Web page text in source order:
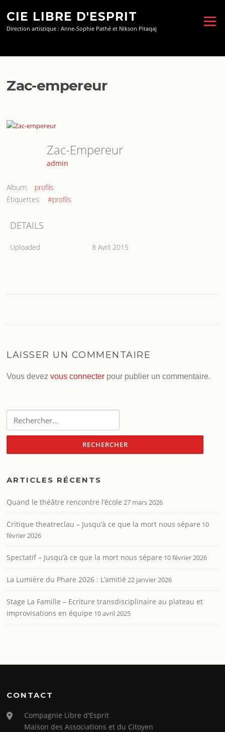
contenu
CIE LIBRE D'ESPRIT
Direction artistique : Anne-Sophie Pathé et Nikson Pitaqaj
Menu
Zac-empereur
Zac-Empereur
admin
Album:
profils
Étiquettes:
#profils
DETAILS
Uploaded 8 Avril 2015
LAISSER UN COMMENTAIRE
Vous devezvous connecter pour publier un commentaire.
ARTICLES RÉCENTS
Quand le théâtre rencontre l’école 27 mars 2026
Critique theatreclau – Jusqu’à ce que la mort nous sépare 10
février 2026
Spectatif – Jusqu’à ce que la mort nous sépare 10 février 2026
La Lumière du Phare 2026 : L’amitié 22 janvier 2026
Stage La Famille – Ecriture transdisciplinaire au plateau et
improvisations en équipe 10 avril 2025
CONTACT
Compagnie Libre d'Esprit
Maison des Associations et du Citoyen